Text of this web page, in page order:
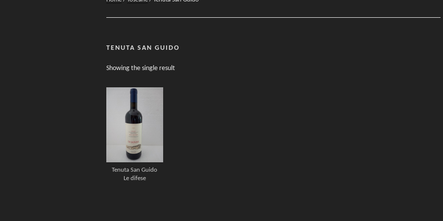
TENUTA SAN GUIDO
Showing the single result
Tenuta San Guido
Le difese